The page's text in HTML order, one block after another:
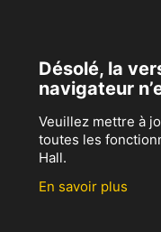
Désolé, la
navigateur
Veuillez mettre à
toutes les
Hall.
En savoir plus